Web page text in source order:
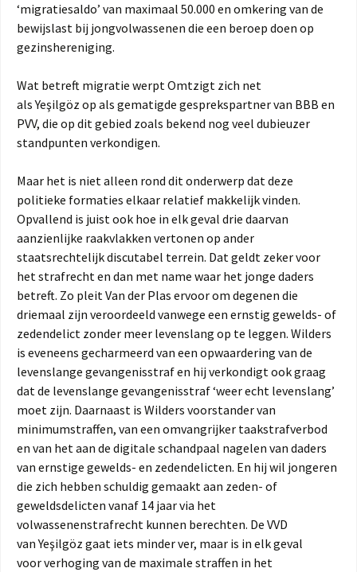
‘migratiesaldo’ van maximaal 50.000 en omkering van de
bewijslast bij jongvolwassenen die een beroep doen op
gezinshereniging.
Wat betreft migratie werpt Omtzigt zich net
als Yeşilgöz op als gematigde gesprekspartner van BBB en
PVV, die op dit gebied zoals bekend nog veel dubieuzer
standpunten verkondigen.
Maar het is niet alleen rond dit onderwerp dat deze
politieke formaties elkaar relatief makkelijk vinden.
Opvallend is juist ook hoe in elk geval drie daarvan
aanzienlijke raakvlakken vertonen op ander
staatsrechtelijk discutabel terrein. Dat geldt zeker voor
het strafrecht en dan met name waar het jonge daders
betreft. Zo pleit Van der Plas ervoor om degenen die
driemaal zijn veroordeeld vanwege een ernstig gewelds- of
zedendelict zonder meer levenslang op te leggen. Wilders
is eveneens gecharmeerd van een opwaardering van de
levenslange gevangenisstraf en hij verkondigt ook graag
dat de levenslange gevangenisstraf ‘weer echt levenslang’
moet zijn. Daarnaast is Wilders voorstander van
minimumstraffen, van een omvangrijker taakstrafverbod
en van het aan de digitale schandpaal nagelen van daders
van ernstige gewelds- en zedendelicten. En hij wil jongeren
die zich hebben schuldig gemaakt aan zeden- of
geweldsdelicten vanaf 14 jaar via het
volwassenenstrafrecht kunnen berechten. De VVD
van Yeşilgöz gaat iets minder ver, maar is in elk geval
voor verhoging van de maximale straffen in het